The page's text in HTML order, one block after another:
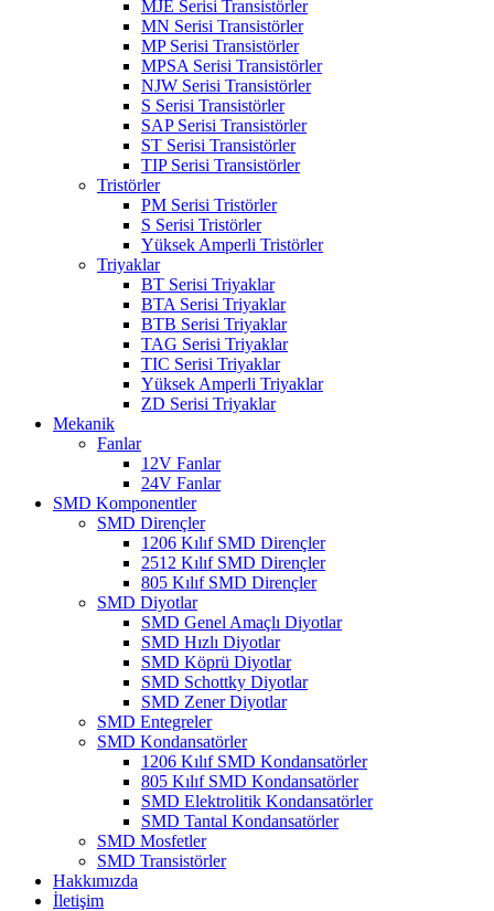
MJE Serisi Transistörler
MN Serisi Transistörler
MP Serisi Transistörler
MPSA Serisi Transistörler
NJW Serisi Transistörler
S Serisi Transistörler
SAP Serisi Transistörler
ST Serisi Transistörler
TIP Serisi Transistörler
Tristörler
PM Serisi Tristörler
S Serisi Tristörler
Yüksek Amperli Tristörler
Triyaklar
BT Serisi Triyaklar
BTA Serisi Triyaklar
BTB Serisi Triyaklar
TAG Serisi Triyaklar
TIC Serisi Triyaklar
Yüksek Amperli Triyaklar
ZD Serisi Triyaklar
Mekanik
Fanlar
12V Fanlar
24V Fanlar
SMD Komponentler
SMD Dirençler
1206 Kılıf SMD Dirençler
2512 Kılıf SMD Dirençler
805 Kılıf SMD Dirençler
SMD Diyotlar
SMD Genel Amaçlı Diyotlar
SMD Hızlı Diyotlar
SMD Köprü Diyotlar
SMD Schottky Diyotlar
SMD Zener Diyotlar
SMD Entegreler
SMD Kondansatörler
1206 Kılıf SMD Kondansatörler
805 Kılıf SMD Kondansatörler
SMD Elektrolitik Kondansatörler
SMD Tantal Kondansatörler
SMD Mosfetler
SMD Transistörler
Hakkımızda
İletişim